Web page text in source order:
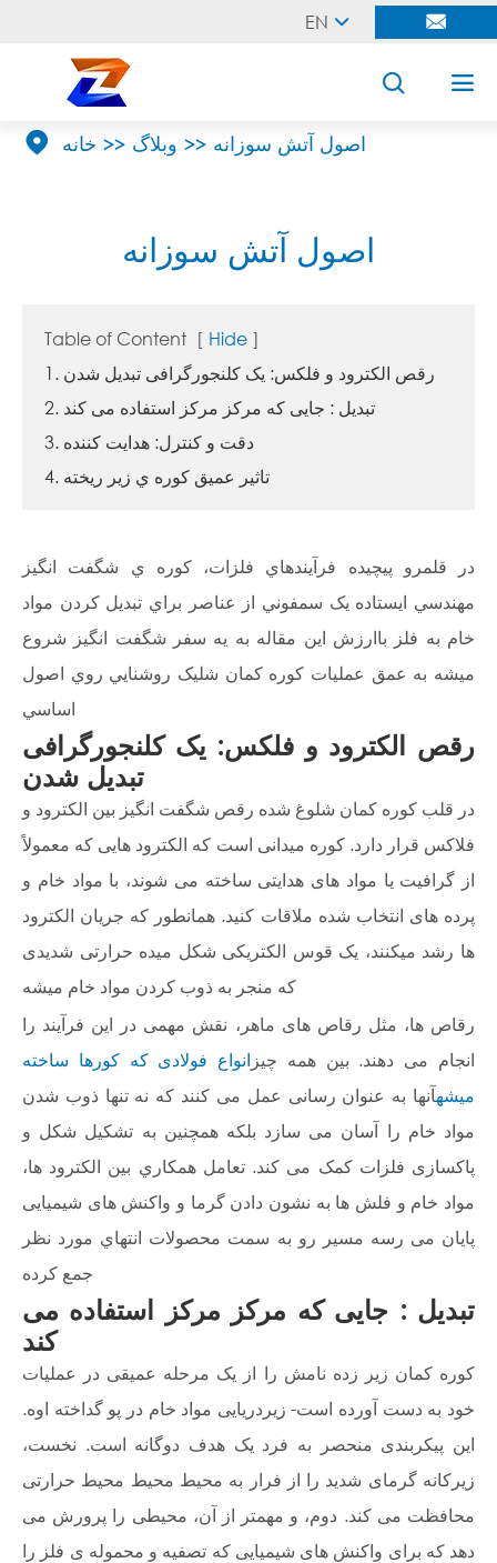
EN  
 
 خانه وبلاگ اصول آتش سوزانه
اصول آتش سوزانه
Table of Content [ Hide ]
1. رقص الکترود و فلکس: یک کلنجورگرافی تبدیل شدن
2. تبدیل : جایی که مرکز مرکز استفاده می کند
3. دقت و کنترل: هدایت کننده
4. تاثير عميق کوره ي زير ريخته
در قلمرو پيچيده فرآيندهاي فلزات، کوره ي شگفت انگيز
مهندسي ايستاده يک سمفوني از عناصر براي تبديل کردن مواد
خام به فلز باارزش اين مقاله به يه سفر شگفت انگيز شروع
ميشه به عمق عمليات کوره کمان شليک روشنايي روي اصول
اساسي
رقص الکترود و فلکس: یک کلنجورگرافی
تبدیل شدن
در قلب کوره کمان شلوغ شده رقص شگفت انگیز بین الکترود و
فلاکس قرار دارد. کوره میدانی است که الکترود هایی که معمولاً
از گرافیت یا مواد های هدایتی ساخته می شوند، با مواد خام و
پرده های انتخاب شده ملاقات کنید. همانطور که جریان الکترود
ها رشد میکنند، یک قوس الکتریکی شکل میده حرارتی شدیدی
که منجر به ذوب کردن مواد خام میشه
رقاص ها، مثل رقاص های ماهر، نقش مهمی در این فرآیند را
انجام می دهند. بين همه چيز انواع فولادی که کورها ساخته
میشهآنها به عنوان رسانی عمل می کنند که نه تنها ذوب شدن
مواد خام را آسان می سازد بلکه همچنین به تشکیل شکل و
پاکسازی فلزات کمک می کند. تعامل همکاري بين الکترود ها،
مواد خام و فلش ها به نشون دادن گرما و واکنش های شیمیایی
پایان می رسه مسير رو به سمت محصولات انتهاي مورد نظر
جمع کرده
تبدیل : جایی که مرکز مرکز استفاده می
کند
کوره کمان زیر زده نامش را از یک مرحله عمیقی در عملیات
خود به دست آورده است- زیردریایی مواد خام در پو گداخته اوه.
این پیکربندی منحصر به فرد یک هدف دوگانه است. نخست،
زیرکانه گرمای شدید را از فرار به محیط محیط محیط حرارتی
محافظت می کند. دوم، و مهمتر از آن، محیطی را پرورش می
دهد که برای واکنش های شیمیایی که تصفیه و محموله ی فلز را